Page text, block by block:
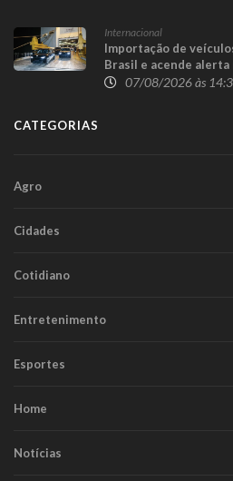
Internacional
Importação de
Brasil e acende
07/08/2026 às
CATEGORIAS
Agro
Cidades
Cotidiano
Entretenimento
Esportes
Home
Notícias